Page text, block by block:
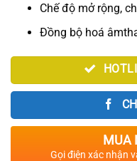
Chế độ mở rộng,
Đồng bộ hoá
MUA
Gọi điện xác nhận